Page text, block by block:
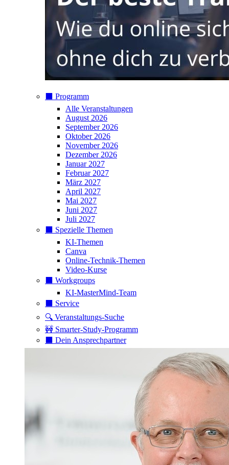
⬛️ Programm
Alle Veranstaltungen
August 2026
September 2026
Oktober 2026
November 2026
Dezember 2026
Januar 2027
Februar 2027
März 2027
April 2027
Mai 2027
Juni 2027
Juli 2027
⬛️ Spezielle Themen
KI-Themen
Canva
Online-Technik-Themen
Video-Kurse
⬛️ Workgroups
KI-MasterMind-Team
⬛️ Service
🔍 Veranstaltungs-Suche
🚧 Smarter-Study-Programm
⬛️ Dein Ansprechpartner